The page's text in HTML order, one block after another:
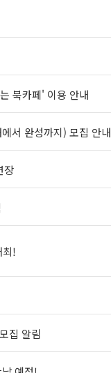
북카페' 이용 안내
서 완성까지) 모집 안내
장
최!
집 알림